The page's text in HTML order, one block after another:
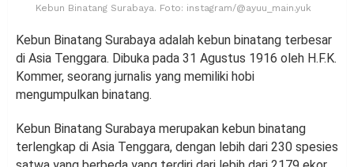
Kebun Binatang Surabaya. Foto: instagram/@ayuu_main.yuk
Kebun Binatang Surabaya adalah kebun binatang terbesar
di Asia Tenggara. Dibuka pada 31 Agustus 1916 oleh H.F.K.
Kommer, seorang jurnalis yang memiliki hobi
mengumpulkan binatang.
Kebun Binatang Surabaya merupakan kebun binatang
terlengkap di Asia Tenggara, dengan lebih dari 230 spesies